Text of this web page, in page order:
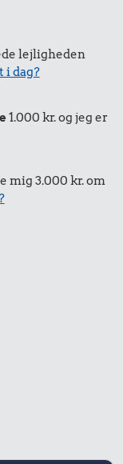
lejligheden
i dag?
1.000 kr. og jeg er
mig 3.000 kr. om